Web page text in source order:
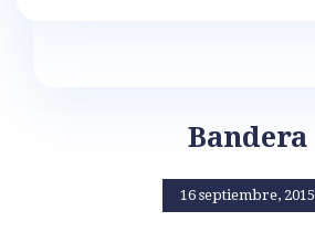
Bandera
16 septiembre, 2015